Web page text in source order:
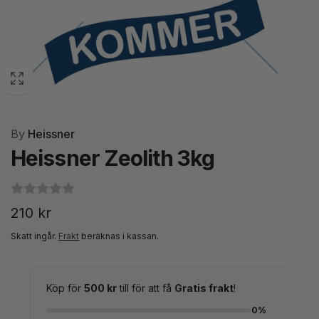
By Heissner
Heissner Zeolith 3kg
Ordinarie
pris
210 kr
Skatt ingår. Frakt beräknas i kassan.
Köp för 500 krtill för att få Gratis frakt!
0%